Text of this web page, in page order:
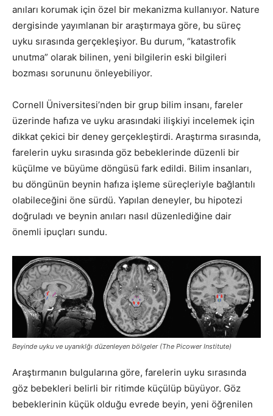
anıları korumak için özel bir mekanizma kullanıyor. Nature
dergisinde yayımlanan bir araştırmaya göre, bu süreç
uyku sırasında gerçekleşiyor. Bu durum, “katastrofik
unutma” olarak bilinen, yeni bilgilerin eski bilgileri
bozması sorununu önleyebiliyor.
Cornell Üniversitesi’nden bir grup bilim insanı, fareler
üzerinde hafıza ve uyku arasındaki ilişkiyi incelemek için
dikkat çekici bir deney gerçekleştirdi. Araştırma sırasında,
farelerin uyku sırasında göz bebeklerinde düzenli bir
küçülme ve büyüme döngüsü fark edildi. Bilim insanları,
bu döngünün beynin hafıza işleme süreçleriyle bağlantılı
olabileceğini öne sürdü. Yapılan deneyler, bu hipotezi
doğruladı ve beynin anıları nasıl düzenlediğine dair
önemli ipuçları sundu.
Beyinde uyku ve uyanıklğı düzenleyen bölgeler (The Picower Institute)
Araştırmanın bulgularına göre, farelerin uyku sırasında
göz bebekleri belirli bir ritimde küçülüp büyüyor. Göz
bebeklerinin küçük olduğu evrede beyin, yeni öğrenilen